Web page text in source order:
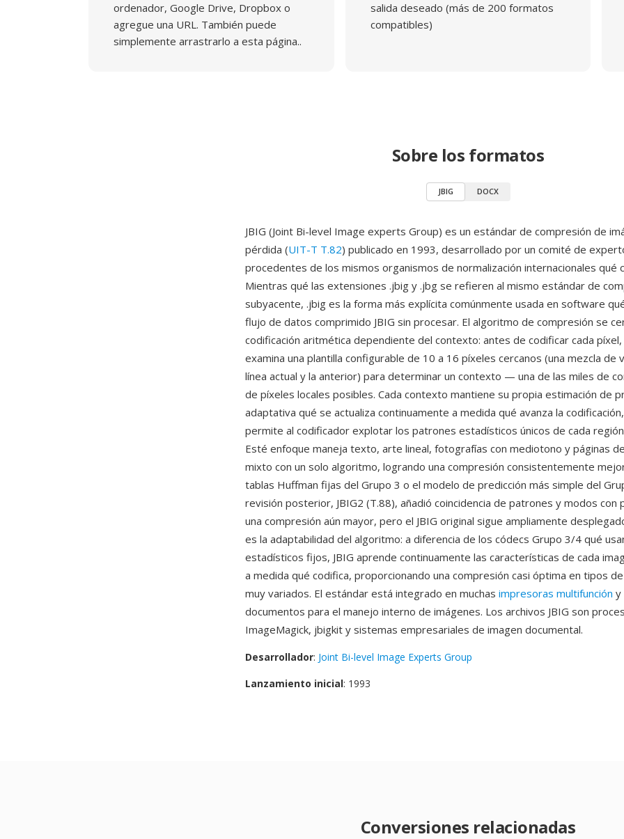
ordenador, Google Drive, Dropbox o
agregue una URL. También puede
simplemente arrastrarlo a esta página..
salida deseado (más de 200 formatos
compatibles)
Sobre los formatos
JBIG DOCX
JBIG (Joint Bi-level Image experts Group) es un estándar de compresión de
pérdida (UIT-T T.82) publicado en 1993, desarrollado por un comité de
procedentes de los mismos organismos de normalización internacionales qué
Mientras qué las extensiones .jbig y .jbg se refieren al mismo estándar de
subyacente, .jbig es la forma más explícita comúnmente usada en software
flujo de datos comprimido JBIG sin procesar. El algoritmo de compresión se
codificación aritmética dependiente del contexto: antes de codificar cada
examina una plantilla configurable de 10 a 16 píxeles cercanos (una mezcla de
línea actual y la anterior) para determinar un contexto — una de las miles de
de píxeles locales posibles. Cada contexto mantiene su propia estimación de
adaptativa qué se actualiza continuamente a medida qué avanza la
permite al codificador explotar los patrones estadísticos únicos de cada
Esté enfoque maneja texto, arte lineal, fotografías con mediotono y páginas
mixto con un solo algoritmo, logrando una compresión consistentemente
tablas Huffman fijas del Grupo 3 o el modelo de predicción más simple del
revisión posterior, JBIG2 (T.88), añadió coincidencia de patrones y modos con
una compresión aún mayor, pero el JBIG original sigue ampliamente
es la adaptabilidad del algoritmo: a diferencia de los códecs Grupo 3/4 qué
estadísticos fijos, JBIG aprende continuamente las características de cada
a medida qué codifica, proporcionando una compresión casi óptima en tipos
muy variados. El estándar está integrado en muchas impresoras multifunción y
documentos para el manejo interno de imágenes. Los archivos JBIG son
ImageMagick, jbigkit y sistemas empresariales de imagen documental.
Desarrollador: Joint Bi-level Image Experts Group
Lanzamiento inicial: 1993
Conversiones relacionadas